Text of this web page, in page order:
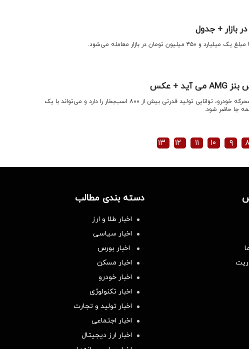
بازار + جدول
شواهد بیانگر این است که مجموعه محرکه خودرو، توانایی تولید قدرتی بیش از ۸۰۰ اسب‌بخار را دارد و می‌تواند با یک
۹ ۱۰ ۱۱ ۱۲ ۱۳
دسته بندی مطالب
اخبار طلا و ارز
اخبار سیاسی
اخبار بورس
اخبار مسکن
اخبار خودرو
اخبار تکنولوژی
اخبار تولید و تجارت
اخبار اجتماعی
اخبار ارز دیجیتال